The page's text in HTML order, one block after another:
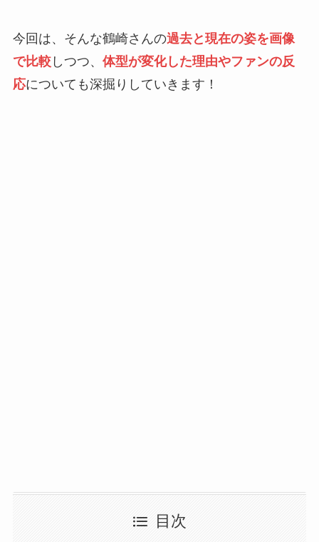
今回は、そんな鶴崎さんの過去と現在の姿を画像
で比較しつつ、 体型が変化した理由やファンの反
応についても深掘りしていきます！
目次